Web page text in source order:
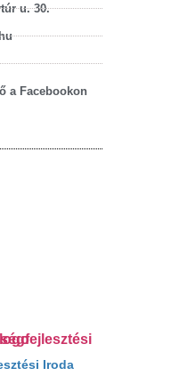
u. 30.
a Facebookon
Iroda